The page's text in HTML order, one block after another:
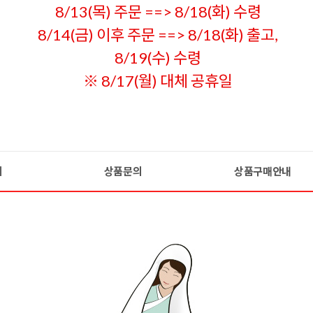
8/13(목) 주문 ==> 8/18(화) 수령
8/14(금) 이후 주문 ==> 8/18(화) 출고,
8/19(수) 수령
※ 8/17(월) 대체 공휴일
상품문의 상품구매안내